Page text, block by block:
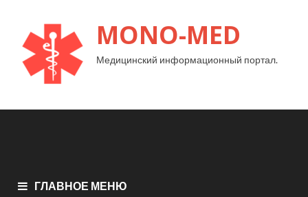
MONO-MED
Медицинский информационный портал.
ГЛАВНОЕ МЕНЮ